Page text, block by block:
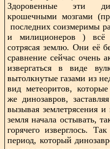
Здоровенные эти
крошечными мозгами
последних соизмеримы
и милиционеров ) всё
сотрясая землю. Они её
сравнение сейчас очень
извергаться в виде
вытолкнутые газами из
вид метеоритов,
же динозавров,
вызывая землетрясения и
земля начала остывать,
горячего изверглось.
период, который